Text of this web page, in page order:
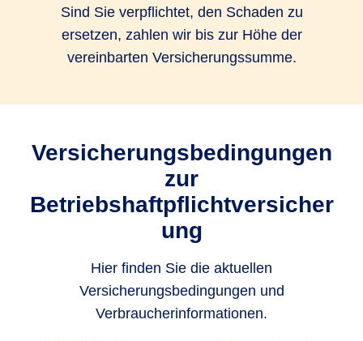
Sind Sie verpflichtet, den Schaden zu
ersetzen, zahlen wir bis zur Höhe der
vereinbarten Versicherungssumme.
Versicherungsbedingungen
zur
Betriebshaftpflichtversicher
ung
Hier finden Sie die aktuellen
Versicherungsbedingungen und
Verbraucherinformationen.